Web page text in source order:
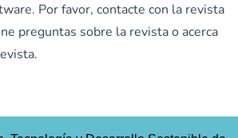
. Por favor, contacte con la revista
preguntas sobre la revista o acerca